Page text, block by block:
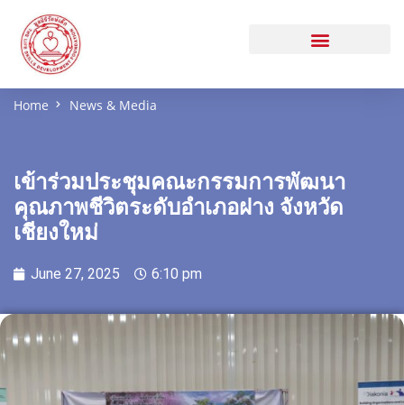
Home News & Media
เข้าร่วมประชุมคณะกรรมการพัฒนา
คุณภาพชีวิตระดับอำเภอฝาง จังหวัด
เชียงใหม่
June 27, 2025 6:10 pm